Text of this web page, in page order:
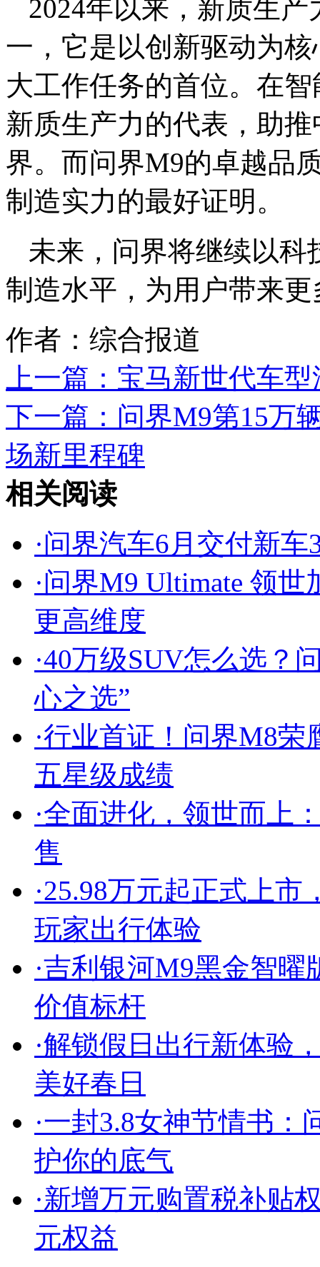
2024年以来，新质生
一，它是以创新驱动为
大工作任务的首位。在
新质生产力的代表，助
界。而问界M9的卓越品
制造实力的最好证明。
未来，问界将继续以
制造水平，为用户带来
作者：综合报道
上一篇： 宝马新世代车
下一篇： 问界M9第15万
场新里程碑
相关阅读
·问界汽车6月交付新车
·问界M9 Ultimate 领
更高维度
·40万级SUV怎么选？
心之选”
·行业首证！问界M8荣
五星级成绩
·全面进化，领世而上
售
·25.98万元起正式上市
玩家出行体验
·吉利银河M9黑金智曜
价值标杆
·解锁假日出行新体验
美好春日
·一封3.8女神节情书：
护你的底气
·新增万元购置税补贴
元权益